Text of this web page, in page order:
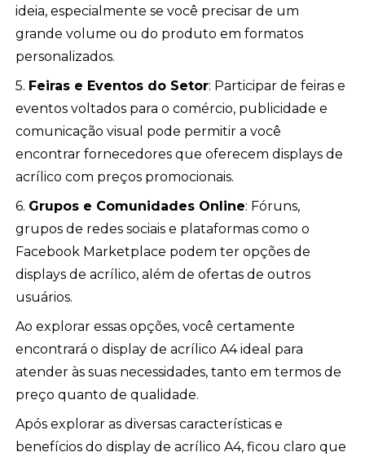
ideia, especialmente se você precisar de um
grande volume ou do produto em formatos
personalizados.
5. Feiras e Eventos do Setor: Participar de feiras e
eventos voltados para o comércio, publicidade e
comunicação visual pode permitir a você
encontrar fornecedores que oferecem displays de
acrílico com preços promocionais.
6. Grupos e Comunidades Online: Fóruns,
grupos de redes sociais e plataformas como o
Facebook Marketplace podem ter opções de
displays de acrílico, além de ofertas de outros
usuários.
Ao explorar essas opções, você certamente
encontrará o display de acrílico A4 ideal para
atender às suas necessidades, tanto em termos de
preço quanto de qualidade.
Após explorar as diversas características e
benefícios do display de acrílico A4, ficou claro que